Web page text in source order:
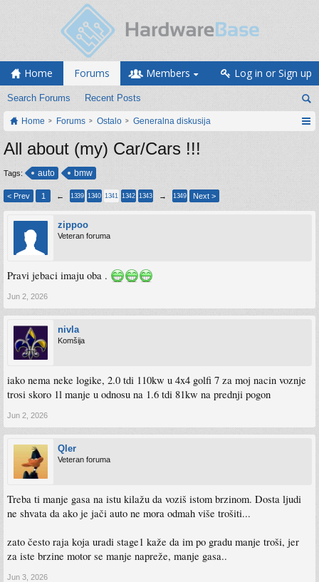
Home Forums
Search Forums Recent Posts
Members Log in or Sign up
Home Forums Ostalo Generalna diskusija
All about (my) Car/Cars !!!
Tags: auto bmw
< Prev 1 ← 1339 1340 1341 1342 1343 → 1349 Next >
zippoo
Veteran foruma
Pravi jebaci imaju oba .
Jun 2, 2026
nivla
Komšija
iako nema neke logike, 2.0 tdi 110kw u 4x4 golfi 7 za moj nacin voznje
trosi skoro 1l manje u odnosu na 1.6 tdi 81kw na prednji pogon
Jun 2, 2026
Qler
Veteran foruma
Treba ti manje gasa na istu kilažu da voziš istom brzinom. Dosta ljudi
ne shvata da ako je jači auto ne mora odmah više trošiti...
zato često raja koja uradi stage1 kaže da im po gradu manje troši, jer
za iste brzine motor se manje napreže, manje gasa..
Jun 3, 2026